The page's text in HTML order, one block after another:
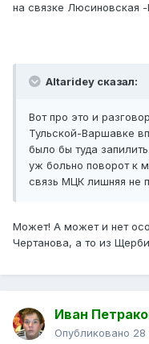
на связке Люсиновская -
Altaridey сказал:
Вот про это и
Тульской-Варшавке
было бы туда
уж больно поворот к
связь МЦК лишняя не
Может! А может и нет
Чертанова, а то из
Иван
Опубликовано 28